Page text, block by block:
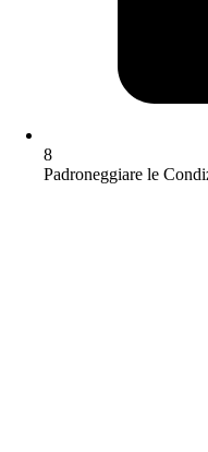
8
Padroneggiare le